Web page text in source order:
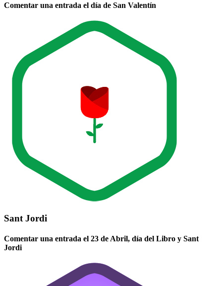
Comentar una entrada el día de San Valentín
Sant Jordi
Comentar una entrada el 23 de Abril, día del Libro y Sant
Jordi